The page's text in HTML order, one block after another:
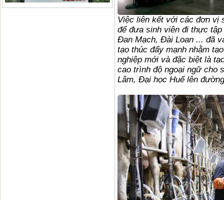
Việc liên kết với các đơn vị
để đưa sinh viên đi thực
Đan Mạch, Đài Loan ... đã
tạo thúc đẩy mạnh nhằm
nghiệp mới và đặc biệt là
cao trình độ ngoại ngữ cho
Lâm, Đại học Huế lên